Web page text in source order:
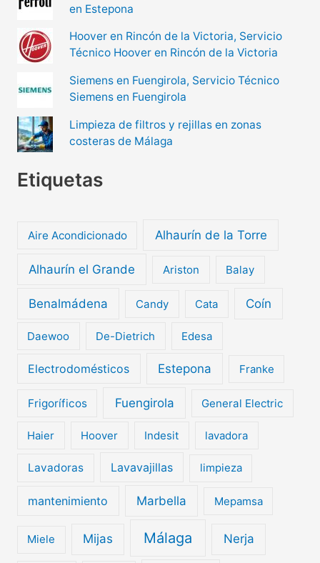
en Estepona
Hoover en Rincón de la Victoria, Servicio
Técnico Hoover en Rincón de la Victoria
Siemens en Fuengirola, Servicio Técnico
Siemens en Fuengirola
Limpieza de filtros y rejillas en zonas
costeras de Málaga
Etiquetas
Aire Acondicionado Alhaurín de la Torre
Alhaurín el Grande Ariston Balay
Benalmádena Candy Cata Coín
Daewoo De-Dietrich Edesa
Electrodomésticos Estepona Franke
Frigoríficos Fuengirola General Electric
Haier Hoover Indesit lavadora
Lavadoras Lavavajillas limpieza
mantenimiento Marbella Mepamsa
Miele Mijas Málaga Nerja